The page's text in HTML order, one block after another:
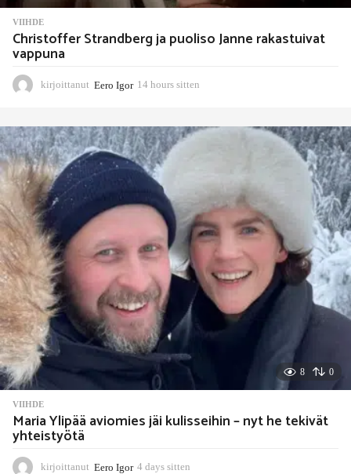
VIIHDE
Christoffer Strandberg ja puoliso Janne rakastuivat
vappuna
kirjoittanut Eero Igor 14 hours sitten
o
t
t
8 0
VIIHDE
Maria Ylipää aviomies jäi kulisseihin – nyt he tekivät
yhteistyötä
kirjoittanut Eero Igor 4 days sitten